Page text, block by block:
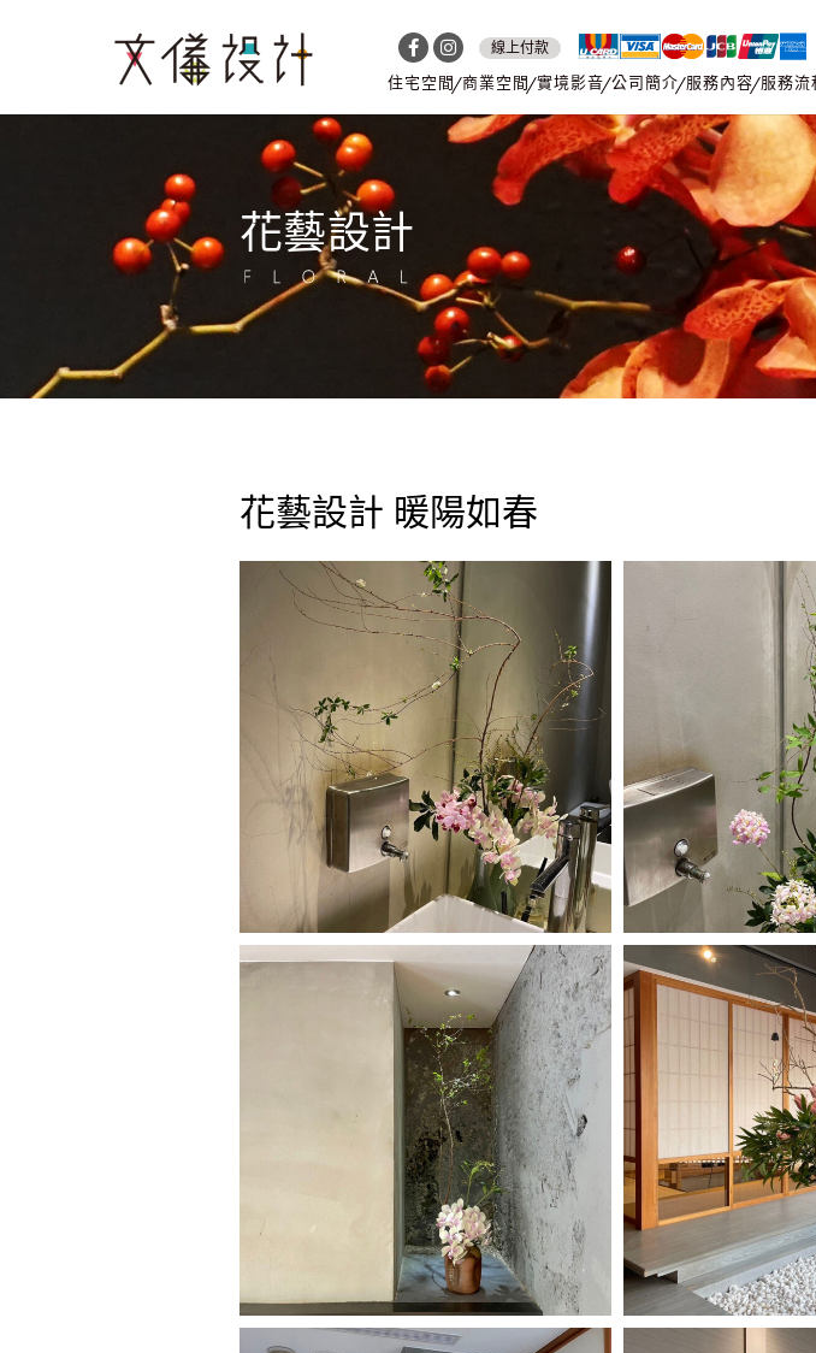
線上付款
住宅空間 商業空間 實境影音 公司簡介 服務內容 服務流
花藝設計
花藝設計 暖陽如春